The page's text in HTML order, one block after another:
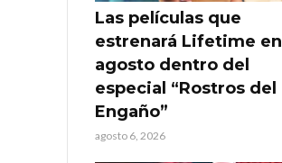
Las películas que
estrenará Lifetime en
agosto dentro del
especial “Rostros del
Engaño”
agosto 6, 2026